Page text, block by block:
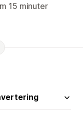
15 minuter